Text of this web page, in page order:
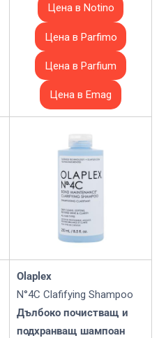
Цена в Notino
Цена в Parfimo
Цена в Parfium
Цена в Emag
Olaplex
N°4C Clafifying Shampoo
Дълбоко почистващ и
подхранващ шампоан